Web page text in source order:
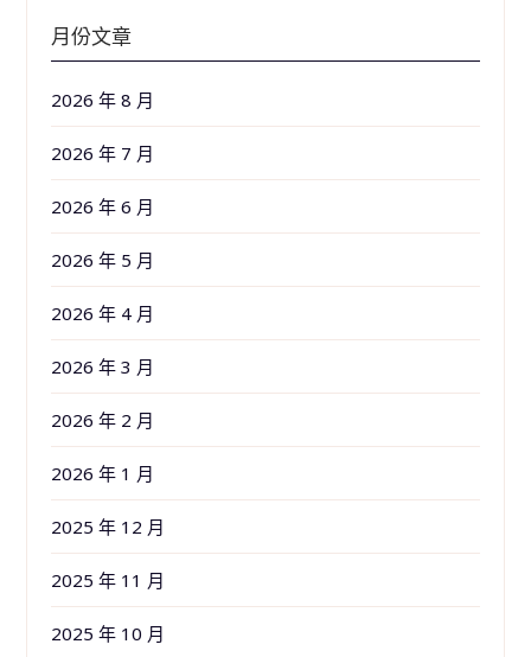
月份文章
2026 年 8 月
2026 年 7 月
2026 年 6 月
2026 年 5 月
2026 年 4 月
2026 年 3 月
2026 年 2 月
2026 年 1 月
2025 年 12 月
2025 年 11 月
2025 年 10 月